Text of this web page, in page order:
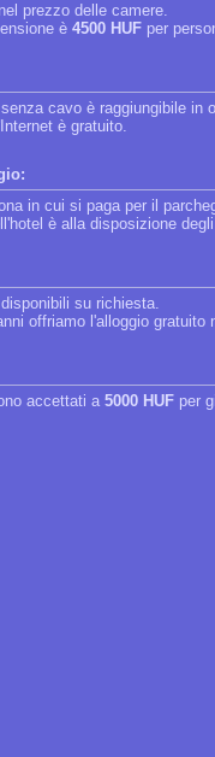
prezzo delle camere.
è 4500 HUF per
cavo è raggiungibile in
è gratuito.
in cui si paga per il
è alla disposizione
su richiesta.
offriamo l'alloggio gratuito
accettati a 5000 HUF per